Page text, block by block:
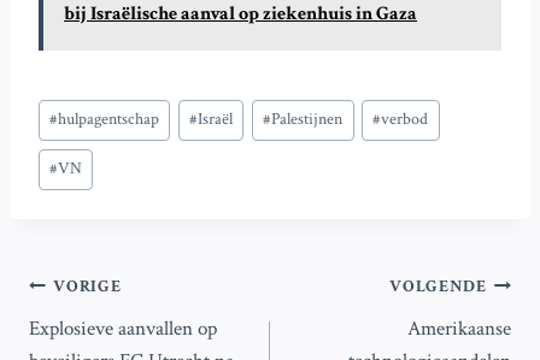
bij Israëlische aanval op ziekenhuis in Gaza
Bericht
tags:
#hulpagentschap #Israël #Palestijnen #verbod
#VN
Bericht
navigatie
VORIGE
Explosieve aanvallen op
VOLGENDE
Amerikaanse